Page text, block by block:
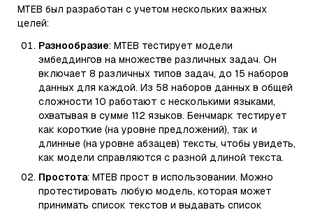
MTEB был разработан с учетом нескольких важных
целей:
Разнообразие: MTEB тестирует модели
эмбеддингов на множестве различных задач. Он
включает 8 различных типов задач, до 15 наборов
данных для каждой. Из 58 наборов данных в общей
сложности 10 работают с несколькими языками,
охватывая в сумме 112 языков. Бенчмарк тестирует
как короткие (на уровне предложений), так и
длинные (на уровне абзацев) тексты, чтобы увидеть,
как модели справляются с разной длиной текста.
Простота: MTEB прост в использовании. Можно
протестировать любую модель, которая может
принимать список текстов и выдавать список